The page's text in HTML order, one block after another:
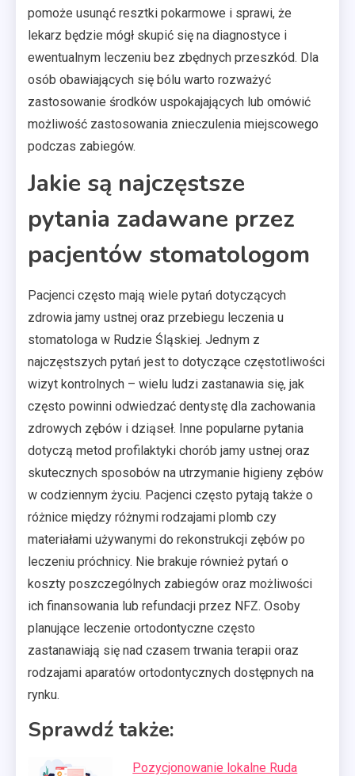
pomoże usunąć resztki pokarmowe i sprawi, że
lekarz będzie mógł skupić się na diagnostyce i
ewentualnym leczeniu bez zbędnych przeszkód. Dla
osób obawiających się bólu warto rozważyć
zastosowanie środków uspokajających lub omówić
możliwość zastosowania znieczulenia miejscowego
podczas zabiegów.
Jakie są najczęstsze
pytania zadawane przez
pacjentów stomatologom
Pacjenci często mają wiele pytań dotyczących
zdrowia jamy ustnej oraz przebiegu leczenia u
stomatologa w Rudzie Śląskiej. Jednym z
najczęstszych pytań jest to dotyczące częstotliwości
wizyt kontrolnych – wielu ludzi zastanawia się, jak
często powinni odwiedzać dentystę dla zachowania
zdrowych zębów i dziąseł. Inne popularne pytania
dotyczą metod profilaktyki chorób jamy ustnej oraz
skutecznych sposobów na utrzymanie higieny zębów
w codziennym życiu. Pacjenci często pytają także o
różnice między różnymi rodzajami plomb czy
materiałami używanymi do rekonstrukcji zębów po
leczeniu próchnicy. Nie brakuje również pytań o
koszty poszczególnych zabiegów oraz możliwości
ich finansowania lub refundacji przez NFZ. Osoby
planujące leczenie ortodontyczne często
zastanawiają się nad czasem trwania terapii oraz
rodzajami aparatów ortodontycznych dostępnych na
rynku.
Sprawdź także:
Pozycjonowanie lokalne Ruda